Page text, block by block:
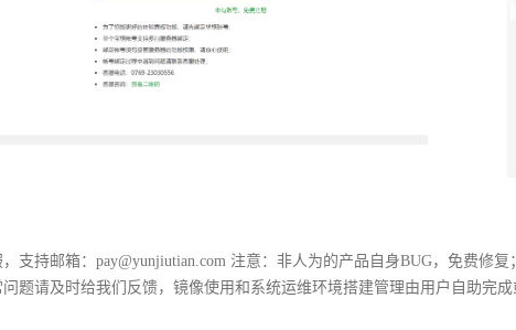
支持邮箱：pay@yunjiutian.com 注意：非人为的产品自身BUG，免费修
题请及时给我们反馈，镜像使用和系统运维环境搭建管理由用户自助完成